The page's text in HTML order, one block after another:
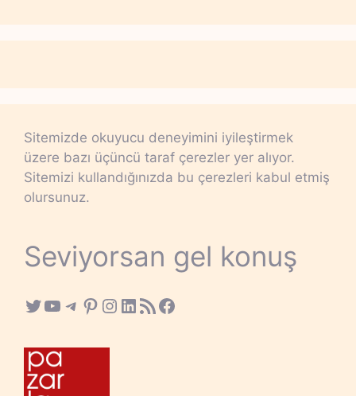
Sitemizde okuyucu deneyimini iyileştirmek
üzere bazı üçüncü taraf çerezler yer alıyor.
Sitemizi kullandığınızda bu çerezleri kabul etmiş
olursunuz.
Seviyorsan gel konuş
Twitter
YouTube
Telegram
Pinterest
Instagram
LinkedIn
RSS FeedFacebook